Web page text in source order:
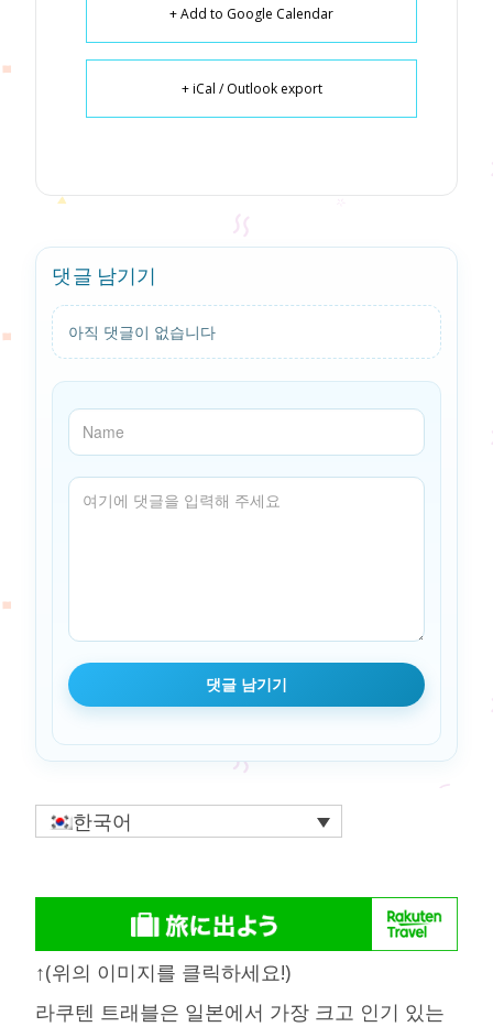
+ Add to Google Calendar
+ iCal / Outlook export
댓글 남기기
아직 댓글이 없습니다
한국어
↑(위의 이미지를 클릭하세요!)
라쿠텐 트래블은 일본에서 가장 크고 인기 있는